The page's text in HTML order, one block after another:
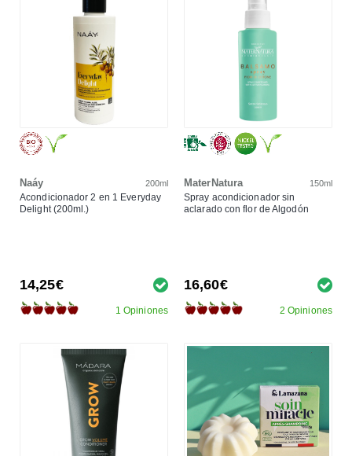
Naáy 200ml
Acondicionador 2 en 1 Everyday
Delight (200ml.)
14,25€
1 Opiniones
MaterNatura 150ml
Spray acondicionador sin
aclarado con flor de Algodón
16,60€
2 Opiniones